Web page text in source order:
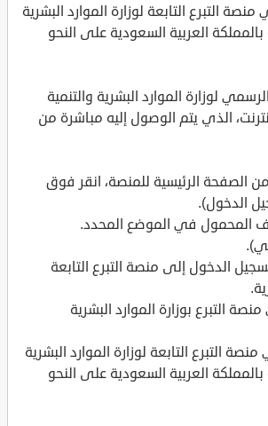
التبرع التابعة لوزارة الموارد البشرية
بالمملكة العربية السعودية على النحو
لوزارة الموارد البشرية والتنمية
الذي يتم الوصول إليه مباشرة من
الصفحة الرئيسية للمنصة، انقر فوق
الدخول).
المحمول في الموضع المحدد.
الدخول إلى منصة التبرع التابعة
التبرع بوزارة الموارد البشرية
التبرع التابعة لوزارة الموارد البشرية
بالمملكة العربية السعودية على النحو